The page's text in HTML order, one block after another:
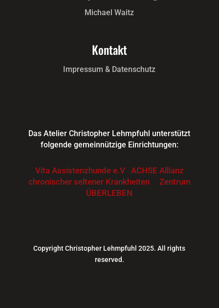
Michael Waitz
Kontakt
Impressum & Datenschutz
Das Atelier Christopher Lehmpfuhl unterstützt
folgende gemeinnützige Einrichtungen:
Vita Assistenzhunde e.V
ACHSE Allianz
chronischer seltener Krankheiten
Zentrum
ÜBERLEBEN
Copyright Christopher Lehmpfuhl 2025. All rights
reserved.